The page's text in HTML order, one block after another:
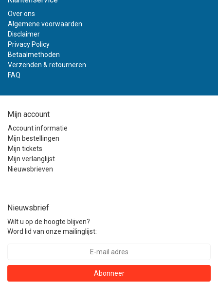
Over ons
Algemene voorwaarden
Disclaimer
Privacy Policy
Betaalmethoden
Verzenden & retourneren
FAQ
Mijn account
Account informatie
Mijn bestellingen
Mijn tickets
Mijn verlanglijst
Nieuwsbrieven
Nieuwsbrief
Wilt u op de hoogte blijven?
Word lid van onze mailinglijst:
Abonneer